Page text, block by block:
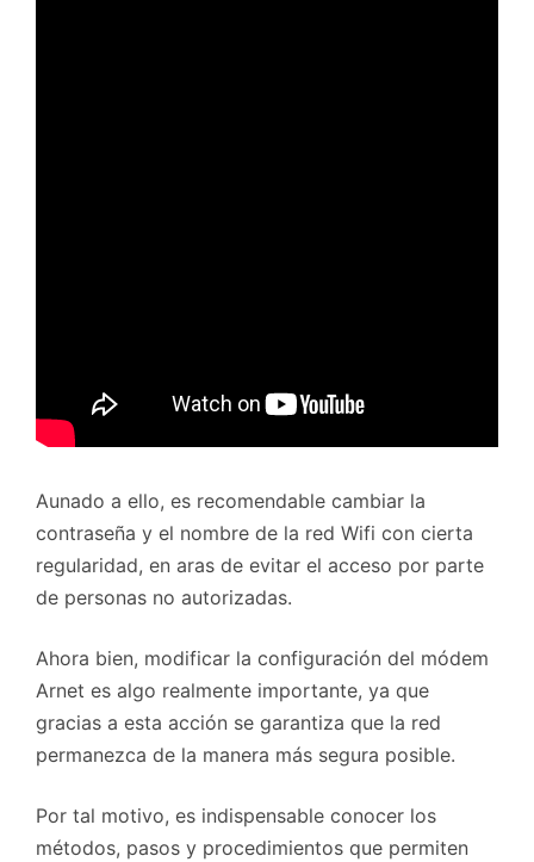
Aunado a ello, es recomendable cambiar la
contraseña y el nombre de la red Wifi con cierta
regularidad, en aras de evitar el acceso por parte
de personas no autorizadas.
Ahora bien, modificar la configuración del módem
Arnet es algo realmente importante, ya que
gracias a esta acción se garantiza que la red
permanezca de la manera más segura posible.
Por tal motivo, es indispensable conocer los
métodos, pasos y procedimientos que permiten